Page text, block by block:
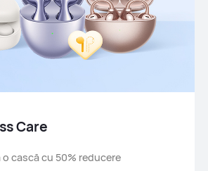
Care
cască cu 50% reducere